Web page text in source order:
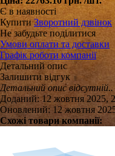
Є в наявності
Купити Зворотний дзвінок
Не забудьте поділитися
Умови оплати та доставки
Графік роботи компанії
Детальний опис
Залишити відгук
Детальний опис відсутній..
Доданий: 12 жовтня 2025,
Оновлений: 12 жовтня
Схожі товари компанії: